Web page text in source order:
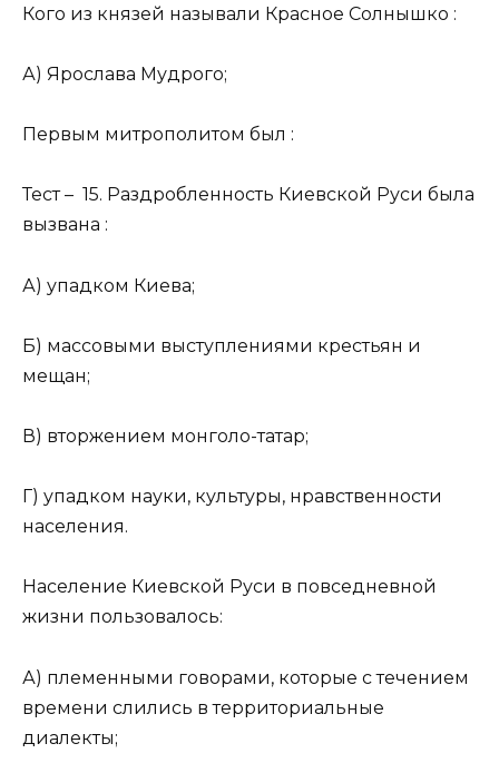
Кого из князей называли Красное Солнышко :
А) Ярослава Мудрого;
Первым митрополитом был :
Тест – 15. Раздробленность Киевской Руси была
вызвана :
А) упадком Киева;
Б) массовыми выступлениями крестьян и
мещан;
В) вторжением монголо-татар;
Г) упадком науки, культуры, нравственности
населения.
Население Киевской Руси в повседневной
жизни пользовалось:
А) племенными говорами, которые с течением
времени слились в территориальные
диалекты;